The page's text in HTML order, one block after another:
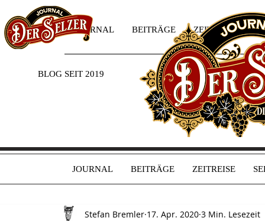
JOURNAL BEITRÄGE ZEITREISE
JOURNAL BEITRÄGE ZEITREISE
BLOG SEIT 2019
Stefan Bremler 17. Apr. 2020 3 Min. Lesezeit